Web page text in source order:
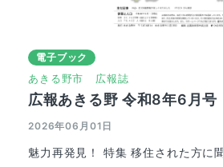
電子ブック
あきる野市 広報誌
広報あきる野 令和8年6月号
2026年06月01日
魅力再発見！ 特集 移住された方に